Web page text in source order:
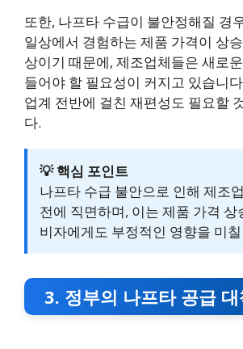
또한, 나프타 수급이 불안정해질 경
일상에서 경험하는 제품 가격이 상
상이기 때문에, 제조업체들은 새로
들어야 할 필요성이 커지고 있습니
업계 전반에 걸친 재편성도 필요할
다.
💡 핵심 포인트
나프타 수급 불안으로 인해 제조
전에 직면하며, 이는 제품 가격 상
비자에게도 부정적인 영향을 미
3. 정부의 나프타 공급 대